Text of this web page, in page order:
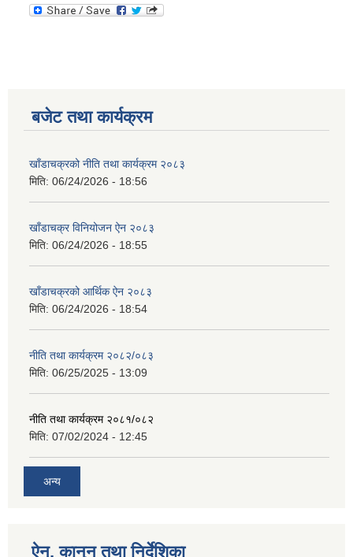
बजेट तथा कार्यक्रम
खाँडाचक्रको नीति तथा कार्यक्रम २०८३
मिति: 06/24/2026 - 18:56
खाँडाचक्र विनियोजन ऐन २०८३
मिति: 06/24/2026 - 18:55
खाँडाचक्रको आर्थिक ऐन २०८३
मिति: 06/24/2026 - 18:54
नीति तथा कार्यक्रम २०८२/०८३
मिति: 06/25/2025 - 13:09
नीति तथा कार्यक्रम २०८१/०८२
मिति: 07/02/2024 - 12:45
अन्य
ऐन, कानुन तथा निर्देशिका